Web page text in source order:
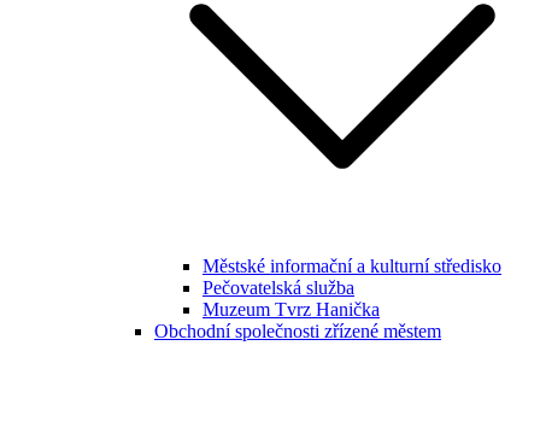
Městské informační a kulturní středisko
Pečovatelská služba
Muzeum Tvrz Hanička
Obchodní společnosti zřízené městem